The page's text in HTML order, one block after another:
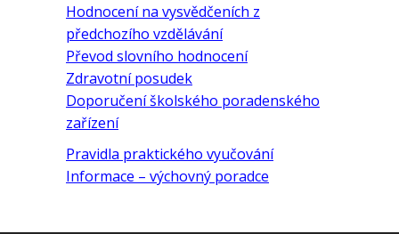
Hodnocení na vysvědčeních z
předchozího vzdělávání
Převod slovního hodnocení
Zdravotní posudek
Doporučení školského poradenského
zařízení
Pravidla praktického vyučování
Informace – výchovný poradce